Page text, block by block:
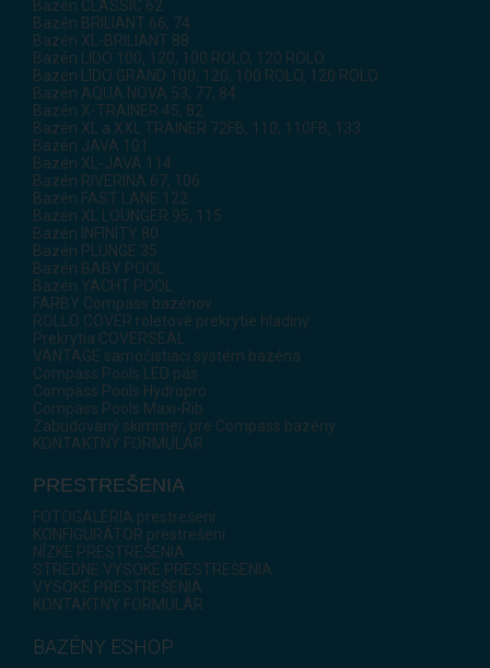
Bazén CLASSIC 62
Bazén BRILIANT 66, 74
Bazén XL-BRILIANT 88
Bazén LIDO 100, 120, 100 ROLO, 120 ROLO
Bazén LIDO GRAND 100, 120, 100 ROLO, 120 ROLO
Bazén AQUA NOVA 53, 77, 84
Bazén X-TRAINER 45, 82
Bazén XL a XXL TRAINER 72FB, 110, 110FB, 133
Bazén JAVA 101
Bazén XL-JAVA 114
Bazén RIVERINA 67, 106
Bazén FAST LANE 122
Bazén XL LOUNGER 95, 115
Bazén INFINITY 80
Bazén PLUNGE 35
Bazén BABY POOL
Bazén YACHT POOL
FARBY Compass bazénov
ROLLO COVER roletové prekrytie hladiny
Prekrytia COVERSEAL
VANTAGE samočistiaci systém bazéna
Compass Pools LED pás
Compass Pools Hydropro
Compass Pools Maxi-Rib
Zabudovaný skimmer, pre Compass bazény
KONTAKTNÝ FORMULÁR
PRESTREŠENIA
FOTOGALÉRIA prestrešení
KONFIGURÁTOR prestrešení
NÍZKE PRESTREŠENIA
STREDNE VYSOKÉ PRESTREŠENIA
VYSOKÉ PRESTREŠENIA
KONTAKTNÝ FORMULÁR
BAZÉNY ESHOP